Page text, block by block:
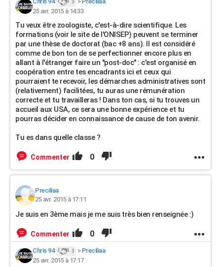
3
25 avr. 2015 à 14:33
Tu veux être zoologiste, c'est-à-dire scientifique. Les
formations (voir le site de l'ONISEP) peuvent se terminer
par une thèse de doctorat (bac +8 ans). Il est considéré
comme de bon ton de se perfectionner encore plus en
allant à l'étranger faire un "post-doc" : c'est organisé en
coopération entre tes encadrants ici et ceux qui
pourraient te recevoir, les démarches administratives sont
(relativement) facilitées, tu auras une rémunération
correcte et tu travailleras ! Dans ton cas, si tu trouves un
accueil aux USA, ce sera une bonne expérience et tu
pourras décider en connaissance de cause de ton avenir.
Tu es dans quelle classe ?
Commenter 0
Preciliaa
25 avr. 2015 à 17:11
Je suis en 3ème mais je me suis très bien renseignée :)
Commenter 0
Chris 94 3 > Preciliaa
25 avr. 2015 à 17:17